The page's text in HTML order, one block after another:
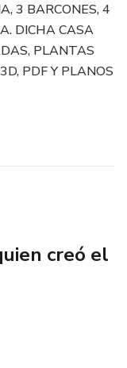
3 BARCONES, 4
DICHA CASA
PLANTAS
PDF Y PLANOS
creó el